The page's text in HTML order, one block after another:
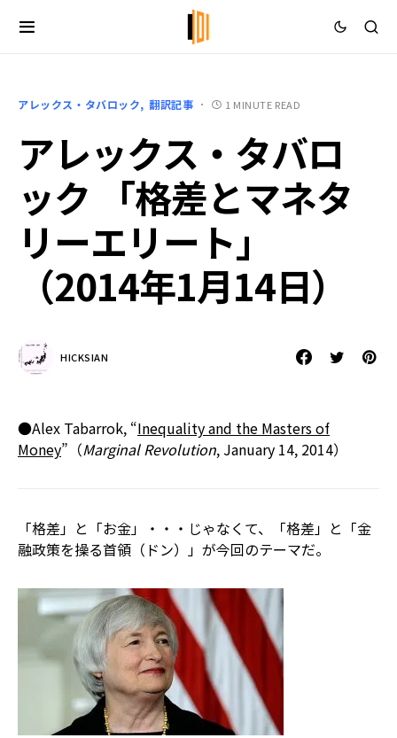
アレックス・タバロック 翻訳記事 1 MINUTE READ
アレックス・タバロ
ック 「格差とマネタ
リーエリート」
（2014年1月14日）
HICKSIAN
●Alex Tabarrok, “Inequality and the Masters of
Money”（Marginal Revolution, January 14, 2014）
「格差」と「お金」・・・じゃなくて、「格差」と「金
融政策を操る首領（ドン）」が今回のテーマだ。